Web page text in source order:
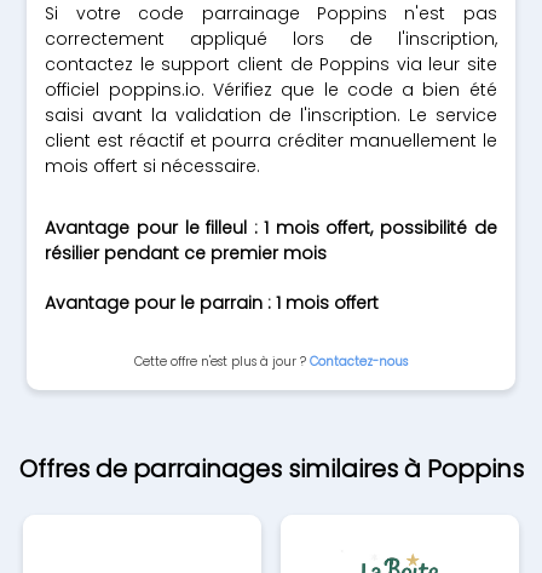
Si votre code parrainage Poppins n'est pas
correctement appliqué lors de l'inscription,
contactez le support client de Poppins via leur site
officiel poppins.io. Vérifiez que le code a bien été
saisi avant la validation de l'inscription. Le service
client est réactif et pourra créditer manuellement le
mois offert si nécessaire.
Avantage pour le filleul : 1 mois offert, possibilité de
résilier pendant ce premier mois
Avantage pour le parrain : 1 mois offert
Cette offre n'est plus à jour ? Contactez-nous
Offres de parrainages similaires à Poppins